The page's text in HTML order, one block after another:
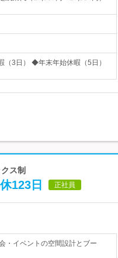
3日） ◆年末年始休暇（5日）
ス制
123日 正社員
・イベントの空間設計とブー